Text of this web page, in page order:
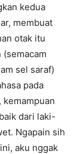
kedua
membuat
otak itu
sel saraf)
pada
kemampuan
dari laki-
Ngapain sih
aku nggak